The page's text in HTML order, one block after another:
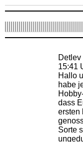
15:41
Hallo
habe
dass
ersten
Sorte